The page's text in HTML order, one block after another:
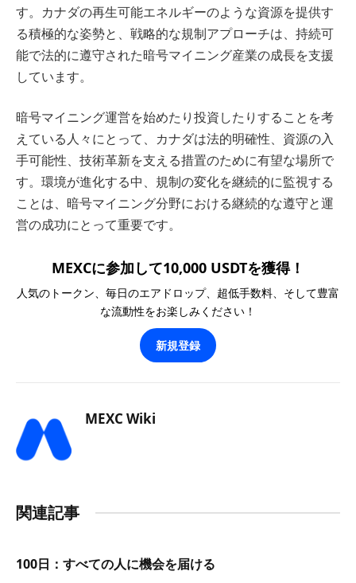
す。カナダの再生可能エネルギーのような資源を提供す
る積極的な姿勢と、戦略的な規制アプローチは、持続可
能で法的に遵守された暗号マイニング産業の成長を支援
しています。
暗号マイニング運営を始めたり投資したりすることを考
えている人々にとって、カナダは法的明確性、資源の入
手可能性、技術革新を支える措置のために有望な場所で
す。環境が進化する中、規制の変化を継続的に監視する
ことは、暗号マイニング分野における継続的な遵守と運
営の成功にとって重要です。
MEXCに参加して10,000 USDTを獲得！
人気のトークン、毎日のエアドロップ、超低手数料、そして豊富
な流動性をお楽しみください！
新規登録
MEXC Wiki
関連記事
100日：すべての人に機会を届ける